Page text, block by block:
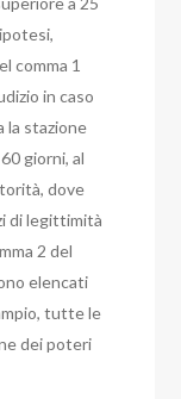
comma 1
in caso
la stazione
giorni, al
dove
di legittimità
2 del
elencati
tutte le
dei poteri